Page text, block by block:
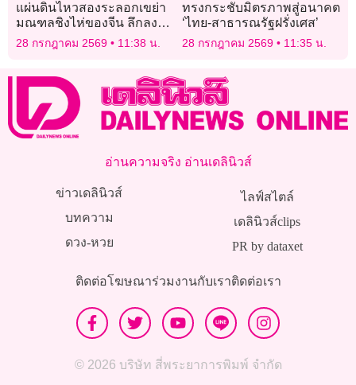
แผ่นดินไหวสองระลอกเขย่า
มณฑลชิงไห่ของจีน ลึกลงไป
ใต้ดินเพียง 10 กิโลเมตร
28 กรกฎาคม 2569 11:38 น.
ทรงกระชับมิตรภาพสู่อนาคต
‘ไทย-สาธารณรัฐฝรั่งเศส’
28 กรกฎาคม 2569 11:35 น.
อ่านความจริง อ่านเดลินิวส์
ข่าวเดลินิวส์
บทความ
ดวง-หวย
ไลฟ์สไตล์
เดลินิวส์clips
PR by dataxet
ติดต่อโฆษณาร่วมงานกับเราติดต่อเรา
© 2026 บริษัท สี่พระยาการพิมพ์ จำกัด